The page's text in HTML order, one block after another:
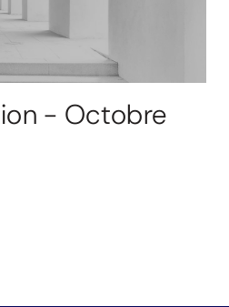
- Octobre